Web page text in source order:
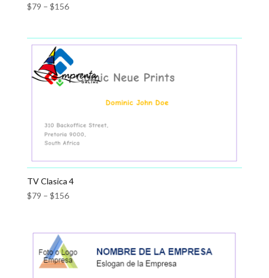
$79 – $156
TV Clasica 4
$79 – $156